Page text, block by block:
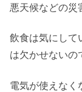
悪天候などの災
飲食は気にして
は欠かせないの
電気が使えなく